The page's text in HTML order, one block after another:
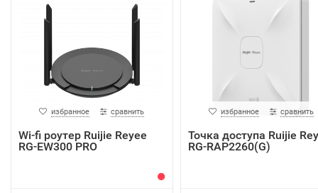
избранное сравнить
Wi-fi роутер Ruijie Reyee
RG-EW300 PRO
избранное сравнить
Точка доступа Ruijie
RG-RAP2260(G)